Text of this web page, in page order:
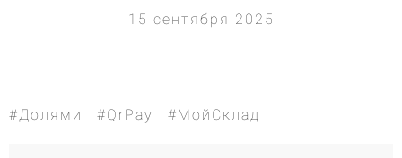
15 сентября 2025
#Долями #QrPay #МойСклад